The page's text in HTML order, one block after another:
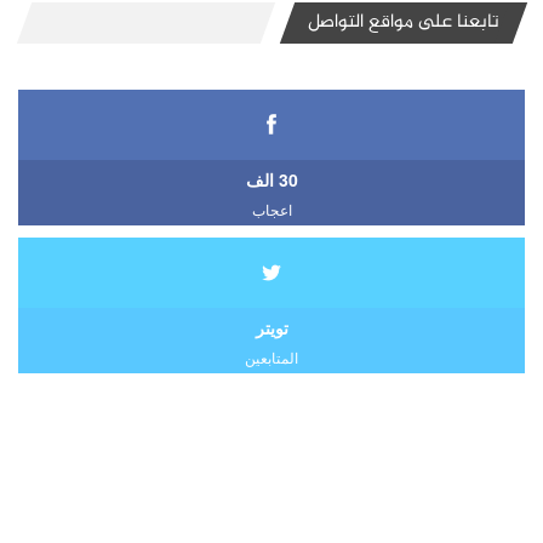
تابعنا على مواقع التواصل
30 الف
اعجاب
تويتر
المتابعين